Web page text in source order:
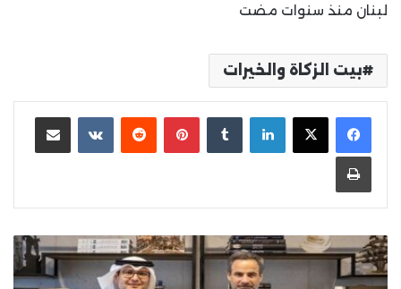
لبنان منذ سنوات مضت
بيت الزكاة والخيرات
لينكدإن بينتيريست مشاركة عبر البريد
طباعة